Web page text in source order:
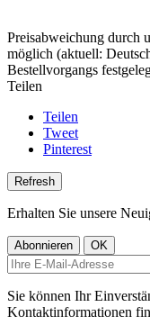
Preisabweichung durch
möglich (aktuell:
Bestellvorgangs
Teilen
Teilen
Tweet
Pinterest
Erhalten Sie unsere
Sie können Ihr
Kontaktinformationen